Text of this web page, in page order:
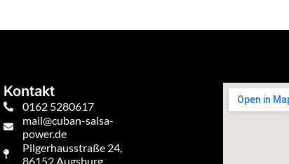
Kontakt
0162 5280617
mail@cuban-salsa-
power.de
Pilgerhausstraße 24,
86152 Augsburg